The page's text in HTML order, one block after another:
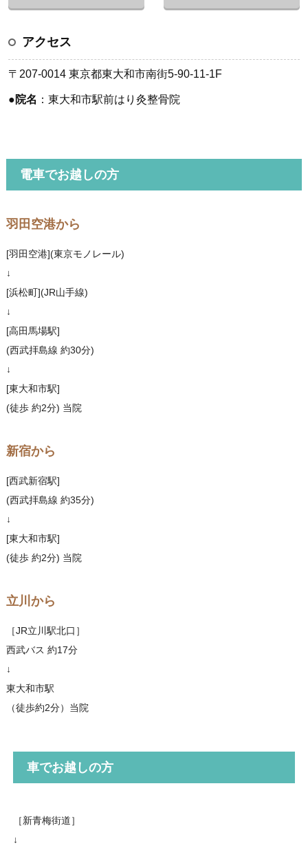
アクセス
〒207-0014 東京都東大和市南街5-90-11-1F
●院名 ：東大和市駅前はり灸整骨院
電車でお越しの方
羽田空港から
[羽田空港](東京モノレール)
↓
[浜松町](JR山手線)
↓
[高田馬場駅]
(西武拝島線 約30分)
↓
[東大和市駅]
(徒歩 約2分) 当院
新宿から
[西武新宿駅]
(西武拝島線 約35分)
↓
[東大和市駅]
(徒歩 約2分) 当院
立川から
［JR立川駅北口］
西武バス 約17分
↓
東大和市駅
（徒歩約2分）当院
車でお越しの方
［新青梅街道］
↓